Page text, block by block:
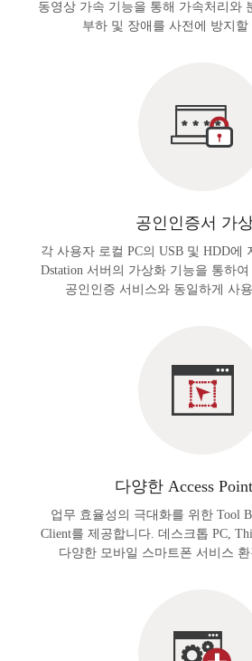
동영상 가속 기능을 통해 가속처리와
부하 및 장애를 사전에 방지할
공인인증서 가
각 사용자 로컬 PC의 USB 및 HDD에
Dstation 서버의 가상화 기능을 통하여
공인인증 서비스와 동일하게 사
다양한 Access
업무 효율성의 극대화를 위한 Tool
Client를 제공합니다. 데스크톱 PC,
다양한 모바일 스마트폰 서비스